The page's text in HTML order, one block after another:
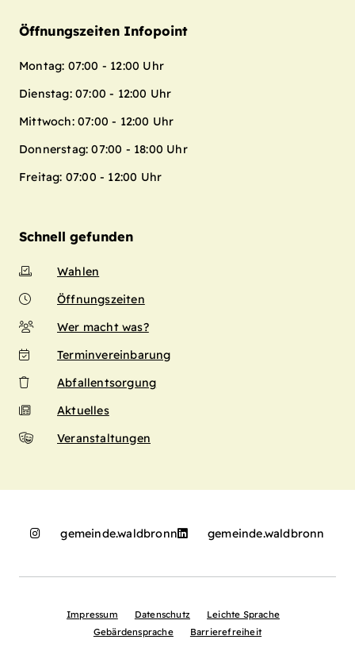
Öffnungszeiten Infopoint
Montag: 07:00 - 12:00 Uhr
Dienstag: 07:00 - 12:00 Uhr
Mittwoch: 07:00 - 12:00 Uhr
Donnerstag: 07:00 - 18:00 Uhr
Freitag: 07:00 - 12:00 Uhr
Schnell gefunden
Wahlen
Öffnungszeiten
Wer macht was?
Terminvereinbarung
Abfallentsorgung
Aktuelles
Veranstaltungen
gemeinde.waldbronn gemeinde.waldbronn
Impressum Datenschutz
Leichte Sprache
Gebärdensprache
Barrierefreiheit